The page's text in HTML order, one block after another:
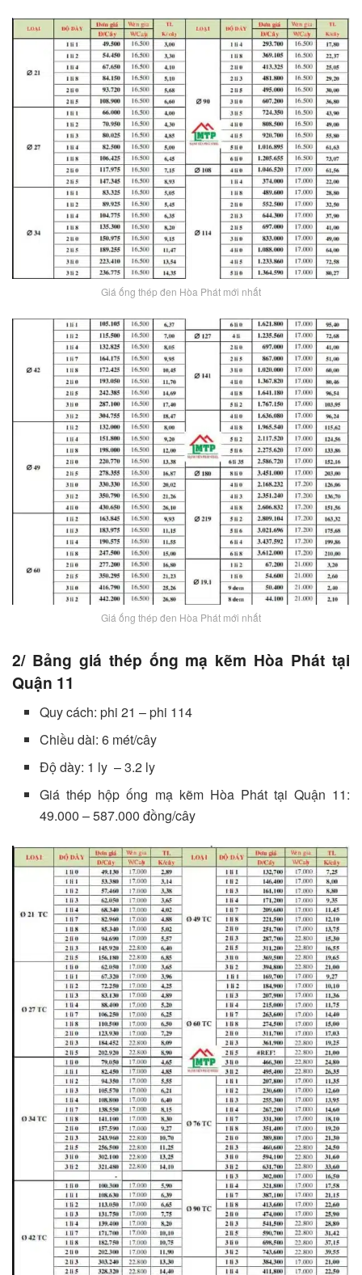
Giá ống thép đen Hòa Phát mới nhất
Giá ống thép đen Hòa Phát mới nhất
2/ Bảng giá thép ống mạ kẽm Hòa Phát tại
Quận 11
Quy cách: phi 21 – phi 114
Chiều dài: 6 mét/cây
Độ dày: 1 ly – 3.2 ly
Giá thép hộp ống mạ kẽm Hòa Phát tại Quận 11:
49.000 – 587.000 đồng/cây